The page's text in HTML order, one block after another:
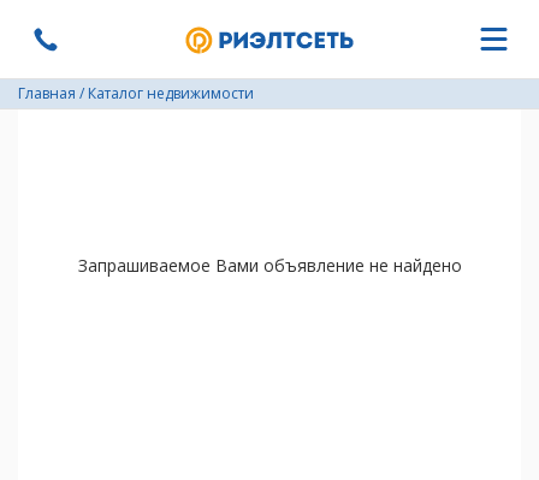
Главная / Каталог недвижимости
Запрашиваемое Вами объявление не найдено